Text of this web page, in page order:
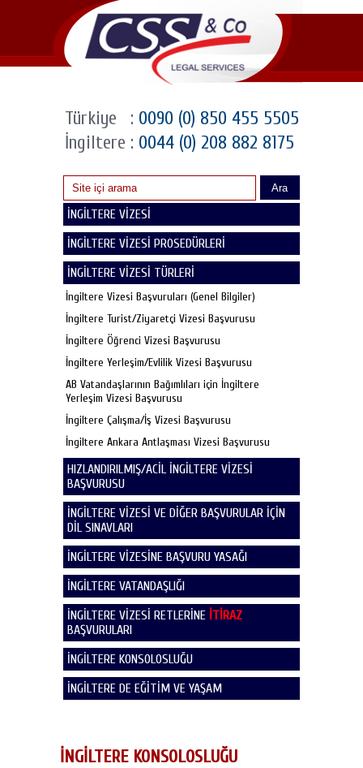
Türkiye : 0090 (0) 850 455 5505
İngiltere : 0044 (0) 208 882 8175
Ara
İNGİLTERE VİZESİ
İNGİLTERE VİZESİ PROSEDÜRLERİ
İNGİLTERE VİZESİ TÜRLERİ
İngiltere Vizesi Başvuruları (Genel Bilgiler)
İngiltere Turist/Ziyaretçi Vizesi Başvurusu
İngiltere Öğrenci Vizesi Başvurusu
İngiltere Yerleşim/Evlilik Vizesi Başvurusu
AB Vatandaşlarının Bağımlıları için İngiltere
Yerleşim Vizesi Başvurusu
İngiltere Çalışma/İş Vizesi Başvurusu
İngiltere Ankara Antlaşması Vizesi Başvurusu
HIZLANDIRILMIŞ/ACİL İNGİLTERE VİZESİ
BAŞVURUSU
İNGİLTERE VİZESİ VE DİĞER BAŞVURULAR İÇİN
DİL SINAVLARI
İNGİLTERE VİZESİNE BAŞVURU YASAĞI
İNGİLTERE VATANDAŞLIĞI
İNGİLTERE VİZESİ RETLERİNE İTİRAZ
BAŞVURULARI
İNGİLTERE KONSOLOSLUĞU
İNGİLTERE DE EĞİTİM VE YAŞAM
İNGİLTERE KONSOLOSLUĞU